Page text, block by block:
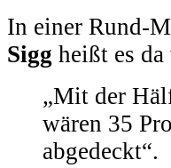
In einer Rund-
Sigg heißt es
„Mit der
wären 35
abgedeckt“.